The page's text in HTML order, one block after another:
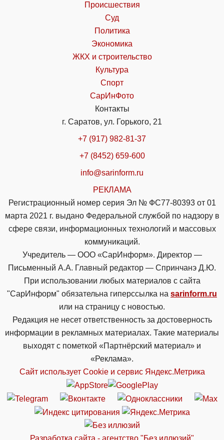
Происшествия
Суд
Политика
Экономика
ЖКХ и строительство
Культура
Спорт
СарИнФото
Контакты
г. Саратов, ул. Горького, 21
+7 (917) 982-81-37
+7 (8452) 659-600
info@sarinform.ru
РЕКЛАМА
Регистрационный номер серия Эл № ФС77-80393 от 01
марта 2021 г. выдано Федеральной службой по надзору в
сфере связи, информационных технологий и массовых
коммуникаций.
Учредитель — ООО «СарИнформ». Директор —
Письменный А.А. Главный редактор — Спринчанэ Д.Ю.
При использовании любых материалов с сайта
"СарИнформ" обязательна гиперссылка на sarinform.ru
или на страницу с новостью.
Редакция не несет ответственность за достоверность
информации в рекламных материалах. Такие материалы
выходят с пометкой «Партнёрский материал» и
«Реклама».
Сайт использует Cookie и сервиc Яндекс.Метрика